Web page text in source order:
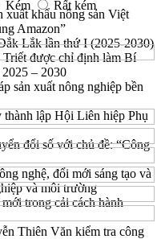
xuất khẩu nông sản Việt
Amazon”
Lắk lần thứ I (2025-2030)
được chỉ định làm Bí
– 2030
sản xuất nông nghiệp bền
lập Hội Liên hiệp Phụ
đổi số với chủ đề: “Công
nghệ, đổi mới sáng tạo và
và môi trường
trong cải cách hành
Thiên Văn kiểm tra công
Kém
Rất kém